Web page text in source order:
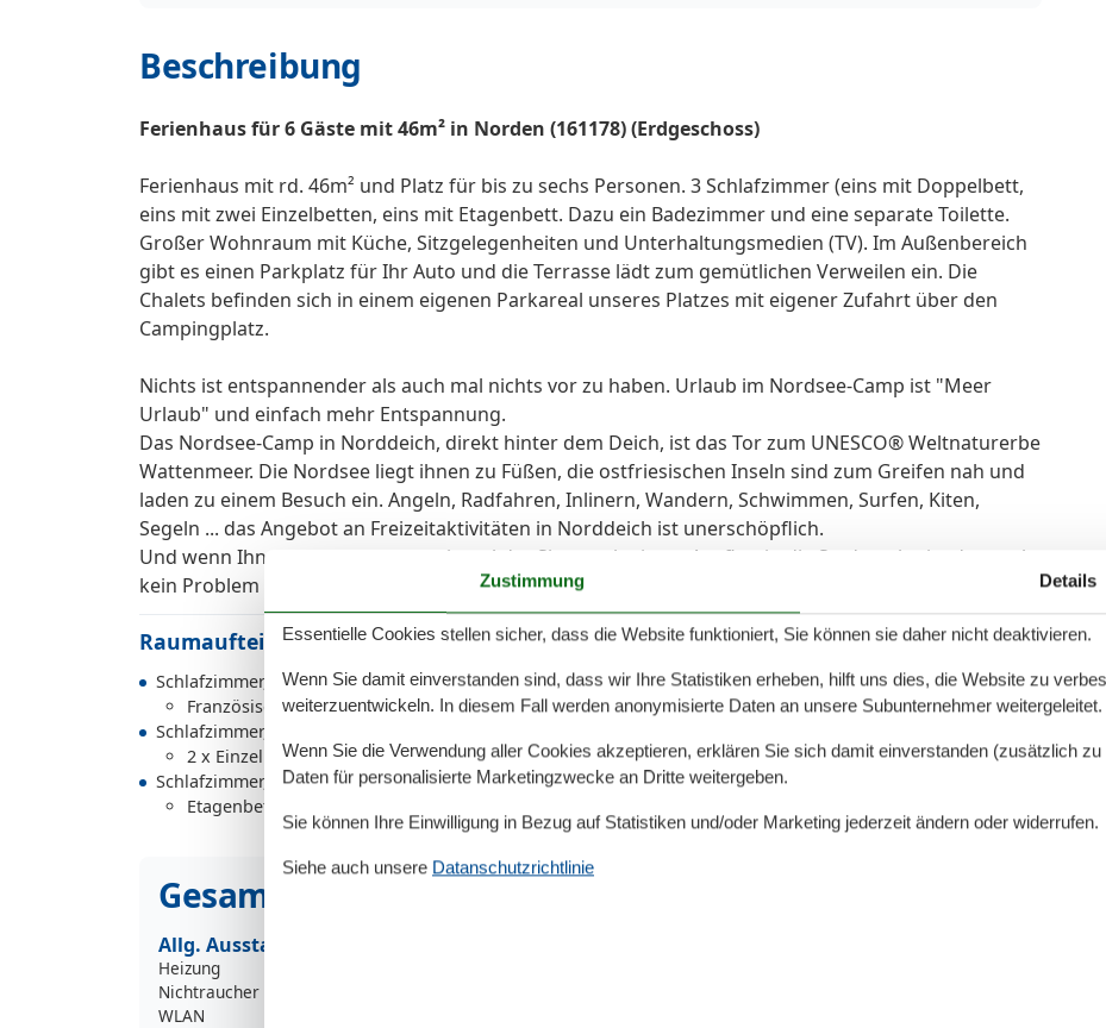
Beschreibung
Ferienhaus für 6 Gäste mit 46m² in Norden (161178) (Erdgeschoss)
Ferienhaus mit rd. 46m² und Platz für bis zu sechs Personen. 3 Schlafzimmer (eins mit Doppelbett,
eins mit zwei Einzelbetten, eins mit Etagenbett. Dazu ein Badezimmer und eine separate Toilette.
Großer Wohnraum mit Küche, Sitzgelegenheiten und Unterhaltungsmedien (TV). Im Außenbereich
gibt es einen Parkplatz für Ihr Auto und die Terrasse lädt zum gemütlichen Verweilen ein. Die
Chalets befinden sich in einem eigenen Parkareal unseres Platzes mit eigener Zufahrt über den
Campingplatz.
Nichts ist entspannender als auch mal nichts vor zu haben. Urlaub im Nordsee-Camp ist "Meer
Urlaub" und einfach mehr Entspannung.
Das Nordsee-Camp in Norddeich, direkt hinter dem Deich, ist das Tor zum UNESCO® Weltnaturerbe
Wattenmeer. Die Nordsee liegt ihnen zu Füßen, die ostfriesischen Inseln sind zum Greifen nah und
laden zu einem Besuch ein. Angeln, Radfahren, Inlinern, Wandern, Schwimmen, Surfen, Kiten,
Segeln ... das Angebot an Freizeitaktivitäten in Norddeich ist unerschöpflich.
Und wenn Ihnen zwischendurch einmal der Sinn nach einem Ausflug in die Stadt steht, ist das auch
kein Problem - unabhängig von den Tiden erreichen Sie von hier bequem mehrere Einkaufsstädte.
Raumaufteilung
Schlafzimmer, 2 Personen
Französisches Doppelbett - Size: 131-150 cm
Schlafzimmer, 2 Personen
2 x Einzelbett - Size: 90-130 cm
Schlafzimmer, 2 Personen
Etagenbett - variable size
Gesamte Ausstattung
Allg. Ausstattung
Heizung
Nichtraucher
WLAN
Zustimmung Details
Essentielle Cookies stellen sicher, dass die Website funktioniert, Sie können sie daher nicht deaktivieren.
Wenn Sie damit einverstanden sind, dass wir Ihre Statistiken erheben, hilft uns dies, die Website zu
weiterzuentwickeln. In diesem Fall werden anonymisierte Daten an unsere Subunternehmer weitergeleitet.
Wenn Sie die Verwendung aller Cookies akzeptieren, erklären Sie sich damit einverstanden (zusätzlich
Daten für personalisierte Marketingzwecke an Dritte weitergeben.
Sie können Ihre Einwilligung in Bezug auf Statistiken und/oder Marketing jederzeit ändern oder widerrufen.
Siehe auch unsere Datanschutzrichtlinie